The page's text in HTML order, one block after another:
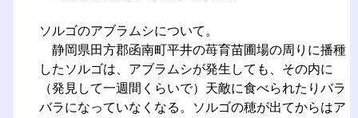
ソルゴのアブラムシについて。
静岡県田方郡函南町平井の苺育苗圃場の周りに播種
したソルゴは、アブラムシが発生しても、その内に
（発見して一週間くらいで）天敵に食べられたりバラ
バラになっていなくなる。ソルゴの穂が出てからはア